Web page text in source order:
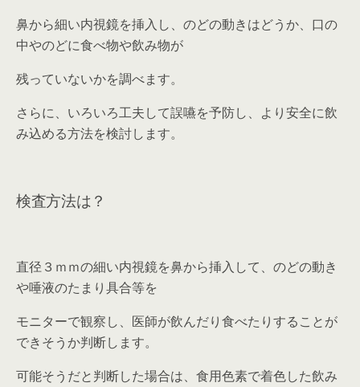
鼻から細い内視鏡を挿入し、のどの動きはどうか、口の
中やのどに食べ物や飲み物が
残っていないかを調べます。
さらに、いろいろ工夫して誤嚥を予防し、より安全に飲
み込める方法を検討します。
検査方法は？
直径３ｍｍの細い内視鏡を鼻から挿入して、のどの動き
や唾液のたまり具合等を
モニターで観察し、医師が飲んだり食べたりすることが
できそうか判断します。
可能そうだと判断した場合は、食用色素で着色した飲み